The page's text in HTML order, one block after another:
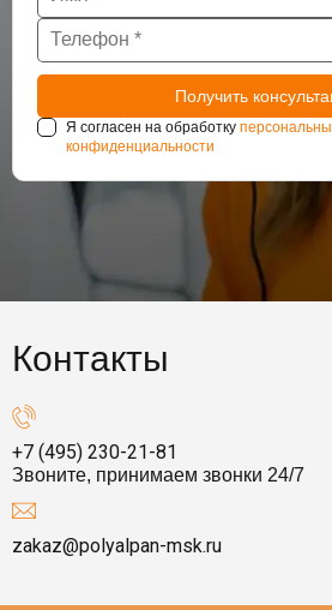
Я согласен на обработку
конфиденциальности
Контакты
+7 (495) 230-21-81
Звоните, принимаем звонки 24/7
zakaz@polyalpan-msk.ru